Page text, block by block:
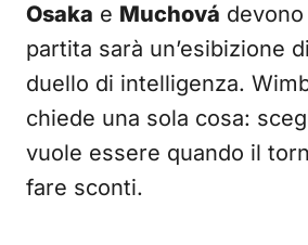
Osaka e Muchová
partita sarà un’esibizione
duello di intelligenza.
chiede una sola cosa:
vuole essere quando il
fare sconti.